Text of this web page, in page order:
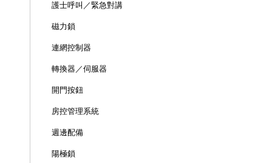
護士呼叫／緊急對講
磁力鎖
連網控制器
轉換器／伺服器
開門按鈕
房控管理系統
週邊配備
陽極鎖